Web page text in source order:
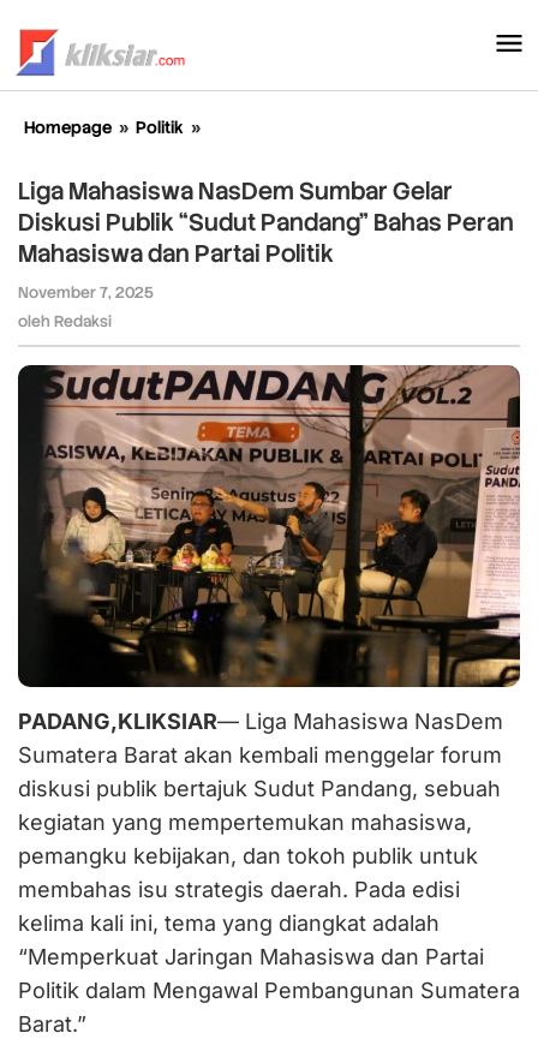
konten
Homepage » Politik »
NasDem
Sumbar
Gelar
Diskusi
Bahas
Peran
Mahasiswa
dan
Partai
Politik
Liga Mahasiswa NasDem Sumbar Gelar
Diskusi Publik “Sudut Pandang” Bahas Peran
Mahasiswa dan Partai Politik
November 7, 2025
oleh Redaksi
PADANG,KLIKSIAR— Liga Mahasiswa NasDem
Sumatera Barat akan kembali menggelar forum
diskusi publik bertajuk Sudut Pandang, sebuah
kegiatan yang mempertemukan mahasiswa,
pemangku kebijakan, dan tokoh publik untuk
membahas isu strategis daerah. Pada edisi
kelima kali ini, tema yang diangkat adalah
“Memperkuat Jaringan Mahasiswa dan Partai
Politik dalam Mengawal Pembangunan Sumatera
Barat.”